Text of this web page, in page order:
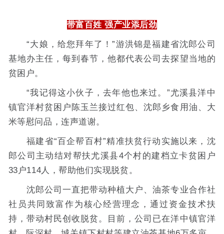
带富百姓 强产业添后劲
“大娘，给您拜年了！”游洪锦是福建省沈郎公司
基地办主任，每到春节，他都代表公司去探望当地的
贫困户。
“我记得这小伙子，去年他也来过。”尤溪县洋中
镇官洋村贫困户陈玉兰接过红包、沈郎乡食用油、大
米等慰问品，连声道谢。
福建省“百企帮百村”精准扶贫行动实施以来，沈
郎公司主动结对帮扶尤溪县4个村的建档立卡贫困户
33户114人，帮助他们实现脱贫。
沈郎公司一直把带动种植大户、油茶专业合作社
社员共同致富作为核心经营理念，通过资金技术扶
持，带动村民创收脱贫。目前，公司已在洋中镇官洋